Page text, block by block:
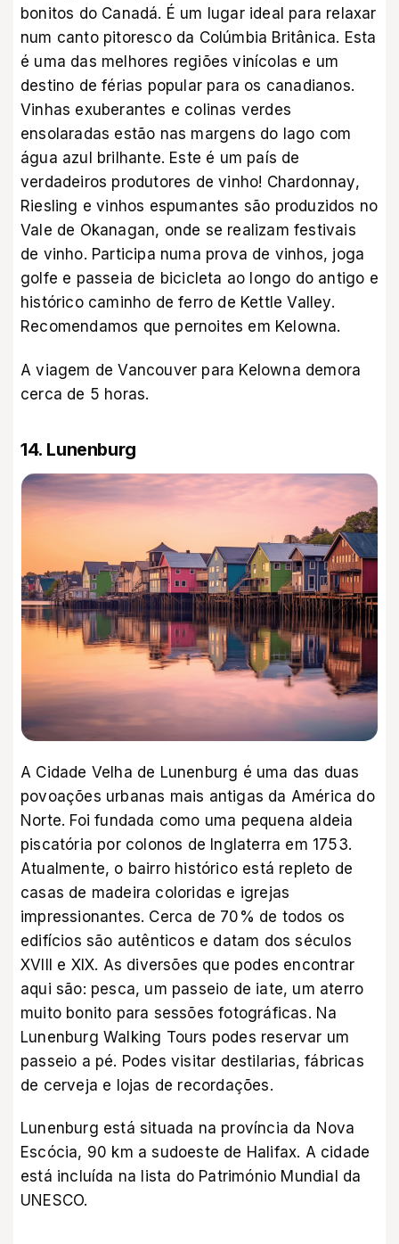
bonitos do Canadá. É um lugar ideal para relaxar
num canto pitoresco da Colúmbia Britânica. Esta
é uma das melhores regiões vinícolas e um
destino de férias popular para os canadianos.
Vinhas exuberantes e colinas verdes
ensolaradas estão nas margens do lago com
água azul brilhante. Este é um país de
verdadeiros produtores de vinho! Chardonnay,
Riesling e vinhos espumantes são produzidos no
Vale de Okanagan, onde se realizam festivais
de vinho. Participa numa prova de vinhos, joga
golfe e passeia de bicicleta ao longo do antigo e
histórico caminho de ferro de Kettle Valley.
Recomendamos que pernoites em Kelowna.
A viagem de Vancouver para Kelowna demora
cerca de 5 horas.
14. Lunenburg
A Cidade Velha de Lunenburg é uma das duas
povoações urbanas mais antigas da América do
Norte. Foi fundada como uma pequena aldeia
piscatória por colonos de Inglaterra em 1753.
Atualmente, o bairro histórico está repleto de
casas de madeira coloridas e igrejas
impressionantes. Cerca de 70% de todos os
edifícios são autênticos e datam dos séculos
XVIII e XIX. As diversões que podes encontrar
aqui são: pesca, um passeio de iate, um aterro
muito bonito para sessões fotográficas. Na
Lunenburg Walking Tours podes reservar um
passeio a pé. Podes visitar destilarias, fábricas
de cerveja e lojas de recordações.
Lunenburg está situada na província da Nova
Escócia, 90 km a sudoeste de Halifax. A cidade
está incluída na lista do Património Mundial da
UNESCO.